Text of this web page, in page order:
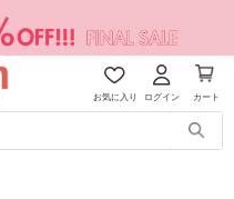
お気に入り ログイン カート